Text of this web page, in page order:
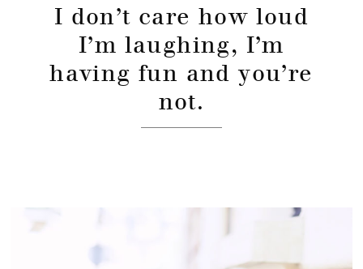
I don’t care how loud
I’m laughing, I’m
having fun and you’re
not.